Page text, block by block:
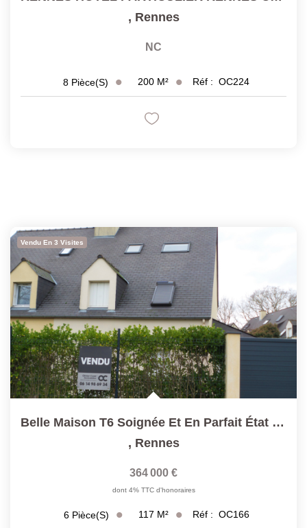
, Rennes
NC
8 Pièce(s) 200 M² Réf : OC224
Vendu En 3 Visites
Belle Maison T6 Soignée Et En Parfait État 117 M² Habitables
, Rennes
364 000 €
dont 4% TTC d'honoraires
6 Pièce(s) 117 M² Réf : OC166